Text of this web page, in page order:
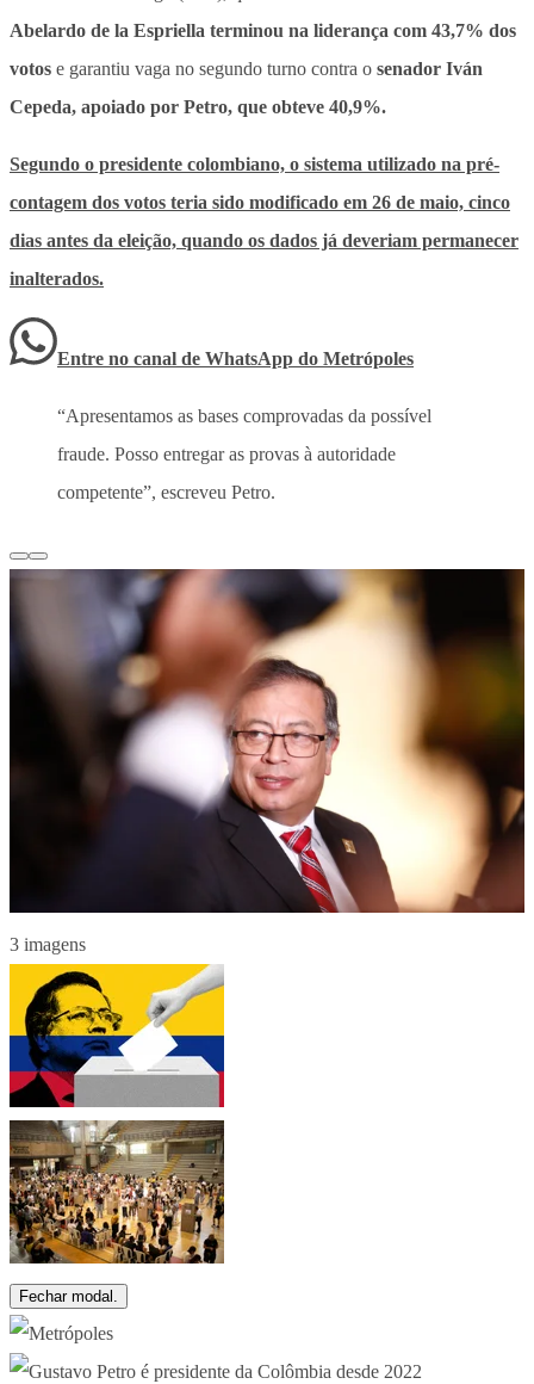
Abelardo de la Espriella terminou na liderança com 43,7% dos
votos e garantiu vaga no segundo turno contra o senador Iván
Cepeda, apoiado por Petro, que obteve 40,9%.
Segundo o presidente colombiano, o sistema utilizado na pré-
contagem dos votos teria sido modificado em 26 de maio, cinco
dias antes da eleição, quando os dados já deveriam permanecer
inalterados.
Entre no canal de WhatsApp do Metrópoles
“Apresentamos as bases comprovadas da possível
fraude. Posso entregar as provas à autoridade
competente”, escreveu Petro.
3 imagens
Fechar modal.